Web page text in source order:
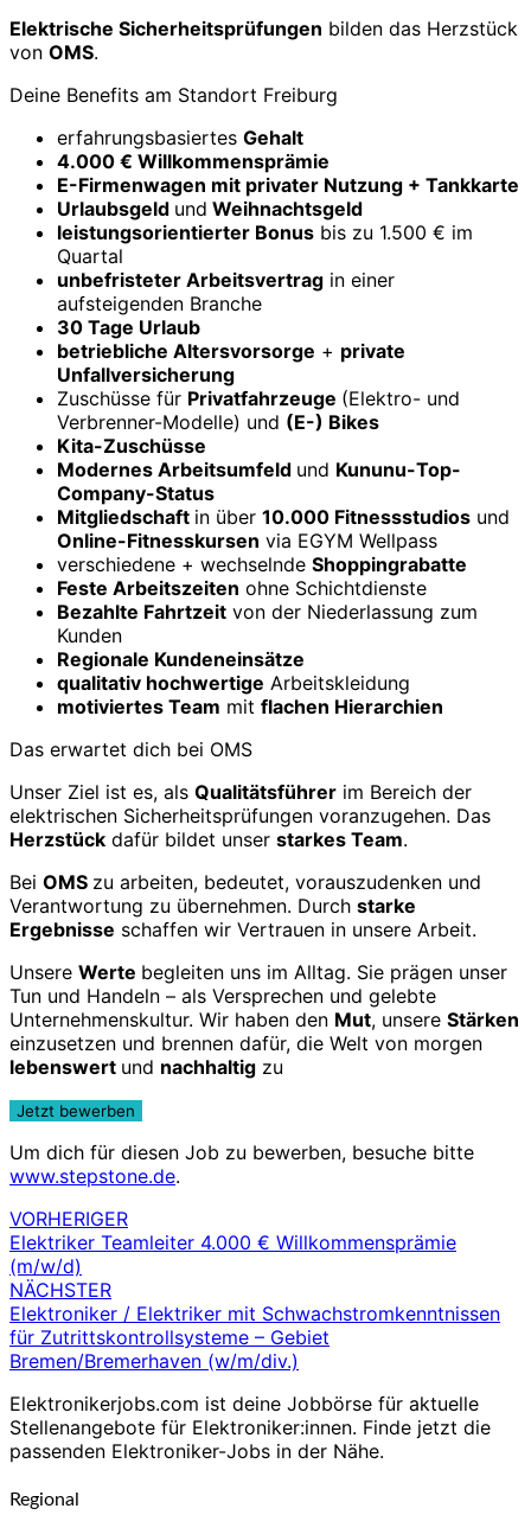
Elektrische Sicherheitsprüfungen bilden das Herzstück
von OMS.
Deine Benefits am Standort Freiburg
erfahrungsbasiertes Gehalt
4.000 € Willkommensprämie
E-Firmenwagen mit privater Nutzung + Tankkarte
Urlaubsgeld und Weihnachtsgeld
leistungsorientierter Bonus bis zu 1.500 € im
Quartal
unbefristeter Arbeitsvertrag in einer
aufsteigenden Branche
30 Tage Urlaub
betriebliche Altersvorsorge + private
Unfallversicherung
Zuschüsse für Privatfahrzeuge (Elektro- und
Verbrenner-Modelle) und (E-) Bikes
Kita-Zuschüsse
Modernes Arbeitsumfeld und Kununu-Top-
Company-Status
Mitgliedschaft in über 10.000 Fitnessstudios und
Online-Fitnesskursen via EGYM Wellpass
verschiedene + wechselnde Shoppingrabatte
Feste Arbeitszeiten ohne Schichtdienste
Bezahlte Fahrtzeit von der Niederlassung zum
Kunden
Regionale Kundeneinsätze
qualitativ hochwertige Arbeitskleidung
motiviertes Team mit flachen Hierarchien
Das erwartet dich bei OMS
Unser Ziel ist es, als Qualitätsführer im Bereich der
elektrischen Sicherheitsprüfungen voranzugehen. Das
Herzstück dafür bildet unser starkes Team.
Bei OMS zu arbeiten, bedeutet, vorauszudenken und
Verantwortung zu übernehmen. Durch starke
Ergebnisse schaffen wir Vertrauen in unsere Arbeit.
Unsere Werte begleiten uns im Alltag. Sie prägen unser
Tun und Handeln – als Versprechen und gelebte
Unternehmenskultur. Wir haben den Mut, unsere Stärken
einzusetzen und brennen dafür, die Welt von morgen
lebenswert und nachhaltig zu
Um dich für diesen Job zu bewerben, besuche bitte
www.stepstone.de.
Beitragsnavigation
VORHERIGER
Elektriker Teamleiter 4.000 € Willkommensprämie
(m/w/d)
NÄCHSTER
Elektroniker / Elektriker mit Schwachstromkenntnissen
für Zutrittskontrollsysteme – Gebiet
Bremen/Bremerhaven (w/m/div.)
Elektronikerjobs.com ist deine Jobbörse für aktuelle
Stellenangebote für Elektroniker:innen. Finde jetzt die
passenden Elektroniker-Jobs in der Nähe.
Regional